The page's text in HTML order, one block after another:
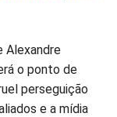
Alexandre
o ponto de
perseguição
e a mídia